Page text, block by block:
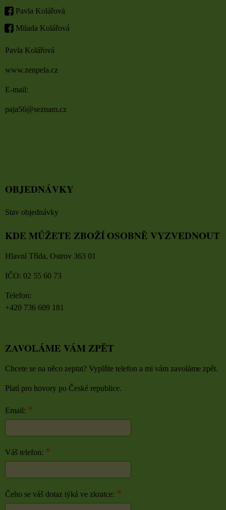
Pavla Kolářová
Milada Kolářová
Pavla Kolářová
www.zenpela.cz
E-mail:
paja56@seznam.cz
OBJEDNÁVKY
Stav objednávky
KDE MŮŽETE ZBOŽÍ OSOBNĚ VYZVEDNOUT
Hlavní Třída, Ostrov 363 01
IČO: 02 55 60 73
Telefon:
+420 736 609 181
ZAVOLÁME VÁM ZPĚT
Chcete se na něco zeptat? Vyplňte telefon a mi vám zavoláme zpět.
Platí pro hovory po České republice.
Email: *
Váš telefon: *
Čeho se váš dotaz týká ve zkratce: *